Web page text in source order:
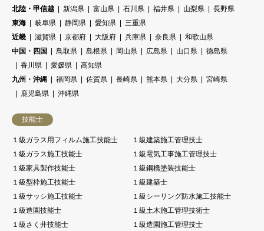
北陸・甲信越
新潟県 富山県 石川県 福井県 山梨県
長野県
東海
岐阜県 静岡県 愛知県
三重県
近畿
滋賀県 京都府 大阪府 兵庫県 奈良県
和歌山県
中国・四国
鳥取県 島根県 岡山県 広島県 山口県
徳島県
香川県
愛媛県
高知県
九州・沖縄
福岡県 佐賀県 長崎県 熊本県 大分県
宮崎県
鹿児島県
沖縄県
技能士
１級ガラス用フィルム施工技能士
１級建築施工管理技士
１級ガラス施工技能士
１級電気工事施工管理技士
１級家具製作技能士
１級鋼橋塗装技能士
１級型枠施工技能士
１級建築士
１級サッシ施工技能士
１級シーリング防水施工技能士
１級造園技能士
１級土木施工管理技術士
１級さく井技能士
１級造園施工管理技士